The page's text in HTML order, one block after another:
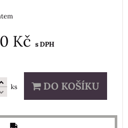
Kč s DPH
ks DO KOŠÍKU